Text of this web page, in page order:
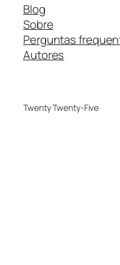
Blog
Sobre
Perguntas
Autores
Twenty Twenty-Five